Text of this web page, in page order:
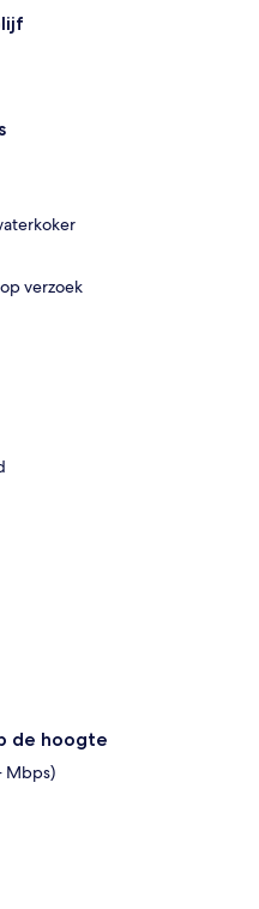
verzoek
de hoogte
Mbps)